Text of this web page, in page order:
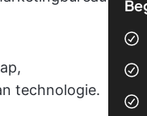
technologie.